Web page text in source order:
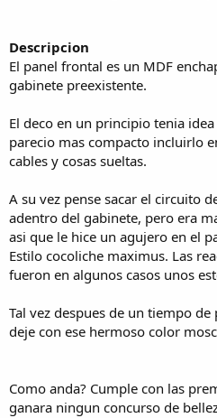
Descripcion
El panel frontal es un MDF
gabinete preexistente.
El deco en un principio tenia
parecio mas compacto incluirlo
cables y cosas sueltas.
A su vez pense sacar el circuito
adentro del gabinete, pero era
asi que le hice un agujero en el
Estilo cocoliche maximus. Las
fueron en algunos casos unos
Tal vez despues de un tiempo
deje con ese hermoso color
Como anda? Cumple con las
ganara ningun concurso de